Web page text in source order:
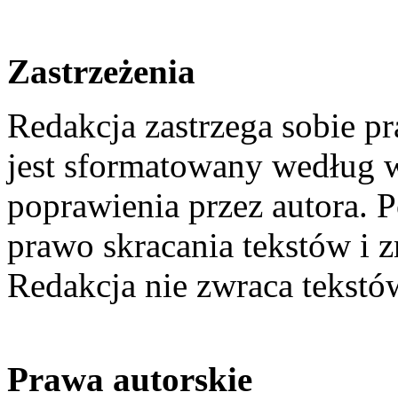
Zastrzeżenia
Redakcja zastrzega sobie
jest sformatowany według
poprawienia przez autora.
prawo skracania tekstów i
Redakcja nie zwraca
Prawa autorskie